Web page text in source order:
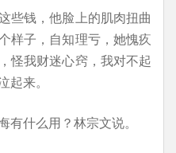
些钱，他脸上的肌肉扭曲
样子，自知理亏，她愧疚
怪我财迷心窍，我对不起
来。
什么用？林宗文说。